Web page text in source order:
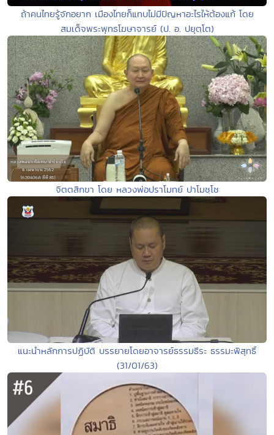
ถ้าคนไทยรู้จักอยาก เมืองไทยก็แทบไม่มีปัญหาอะไรให้ต้องแก้ โดย
สมเด็จพระพุทธโฆษาจารย์ (ป. อ. ปยุตฺโต)
จิตตสิกขา โดย หลวงพ่อปราโมทย์ ปาโมชฺโช
แนะนำหลักการปฏิบัติ บรรยายโดยอาจารย์ธรรมธีระ ธรรมะพิสุทธิ์
(31/01/63)